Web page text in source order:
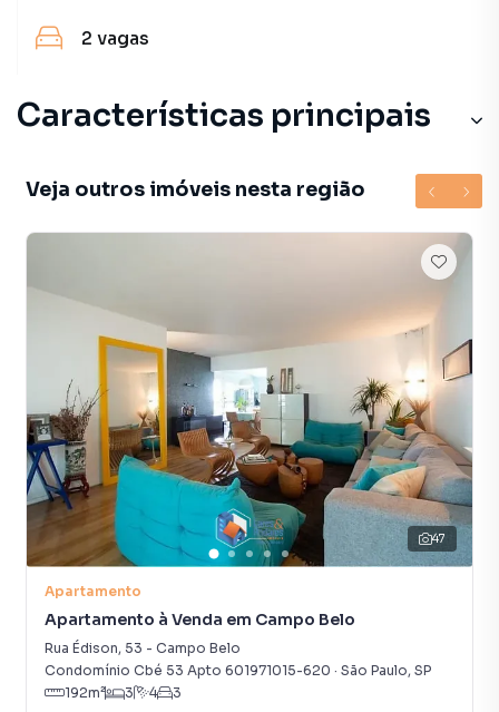
2 vagas
Características principais
Veja outros imóveis nesta região
47
Apartamento
Apartamento à Venda em Campo Belo
Rua Édison, 53 - Campo Belo
Condomínio Cbé 53 Apto 601971015-620 · São Paulo, SP
192m² 3 4 3